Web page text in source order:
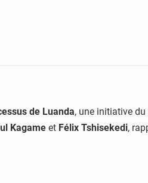
de Luanda, une initiative
Kagame et Félix Tshisekedi,